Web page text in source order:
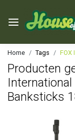
Home Tags FOX
Producten
International
Banksticks